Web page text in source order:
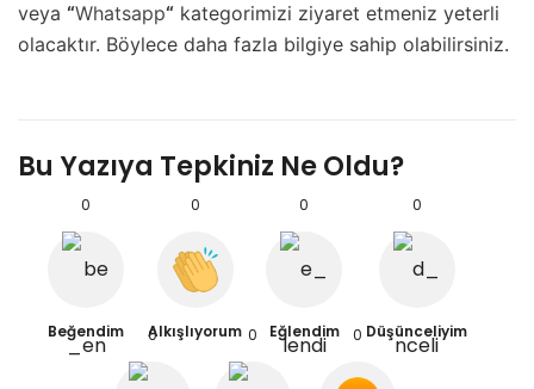
veya “Whatsapp“ kategorimizi ziyaret etmeniz yeterli
olacaktır. Böylece daha fazla bilgiye sahip olabilirsiniz.
Bu Yazıya Tepkiniz Ne Oldu?
0
Beğendim
0
Alkışlıyorum
0
Eğlendim
0
Düşünceliyim
0 0 0